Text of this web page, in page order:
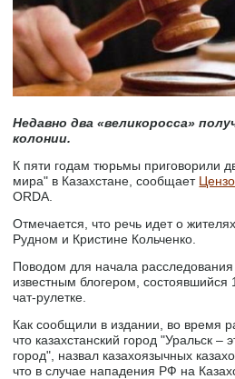
Недавно два «великоросса»
колонии.
К пяти годам тюрьмы приговорили
мира" в Казахстане, сообщает
ORDA.
Отмечается, что речь идет о
Рудном и Кристине Кольченко.
Поводом для начала расследования
известным блогером,
чат-рулетке.
Как сообщили в издании, во время
что казахстанский город "Уральск –
город", назвал казахоязычных
что в случае нападения РФ на